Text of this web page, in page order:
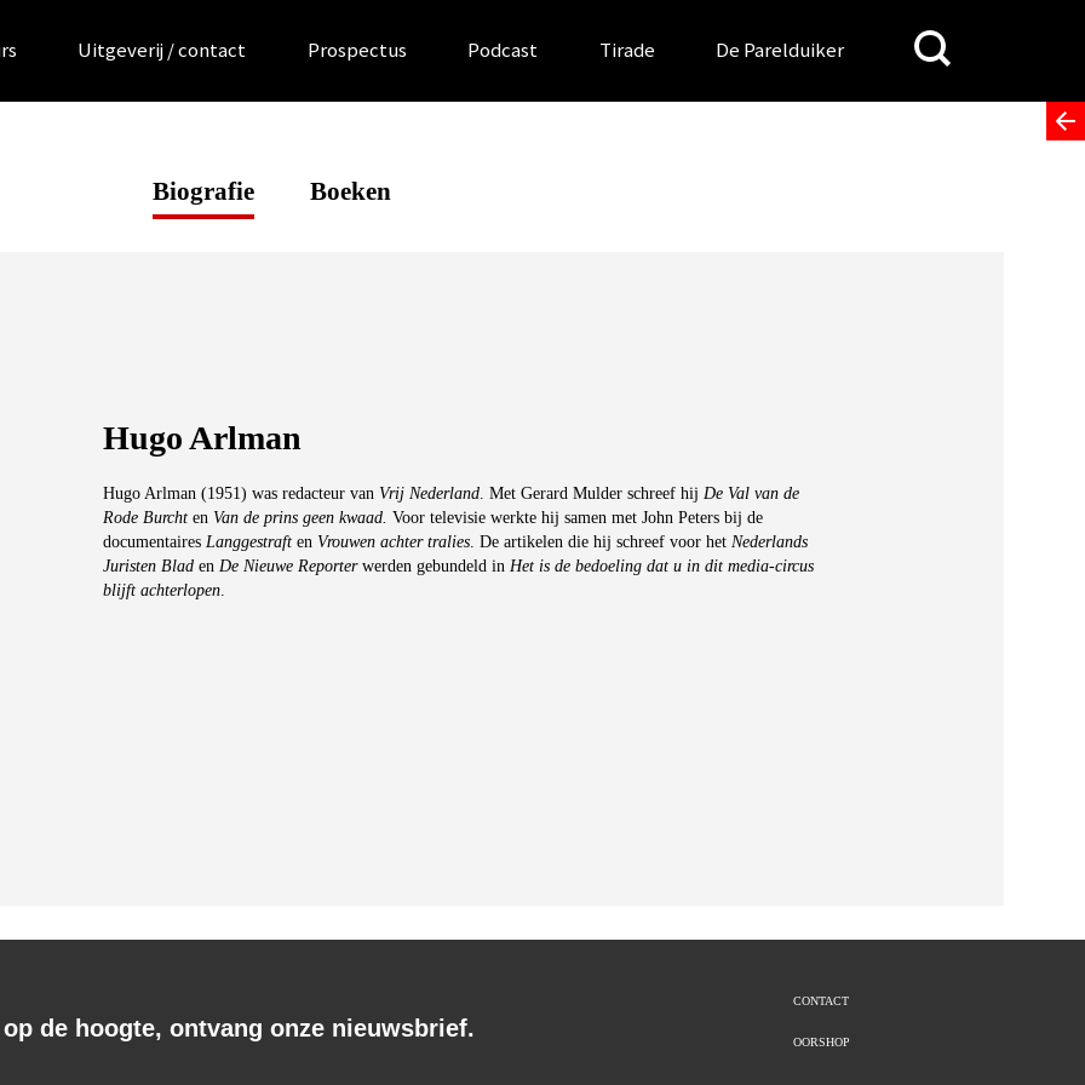
Uitgeverij / contact Prospectus Podcast Tirade De Parelduiker
Search
for:
Biografie Boeken
Hugo Arlman
Hugo Arlman (1951) was redacteur van Vrij Nederland. Met Gerard Mulder schreef hij De Val van de
Rode Burchten Van de prins geen kwaad. Voor televisie werkte hij samen met John Peters bij de
documentaires Langgestraften Vrouwen achter tralies. De artikelen die hij schreef voor het Nederlands
Juristen Bladen De Nieuwe Reporterwerden gebundeld in Het is de bedoeling dat u in dit media-circus
blijft achterlopen.
de hoogte, ontvang onze nieuwsbrief.
CONTACT
OORSHOP